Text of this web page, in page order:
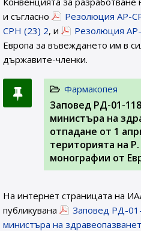
и съгласно
Резолюция AP-
CPH (23) 2, и Резолюция
Европа за въвеждането им в
държавите-членки.
Фармакопея
Заповед РД-01-
министъра на
отпадане от 1
територията на
монографии от
На интернет страницата на
публикувана
Заповед РД-
министъра на